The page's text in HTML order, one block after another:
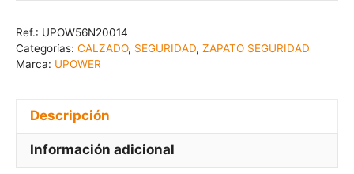
Ref.: UPOW56N20014
Categorías: CALZADO, SEGURIDAD, ZAPATO SEGURIDAD
Marca: UPOWER
Descripción
Información adicional